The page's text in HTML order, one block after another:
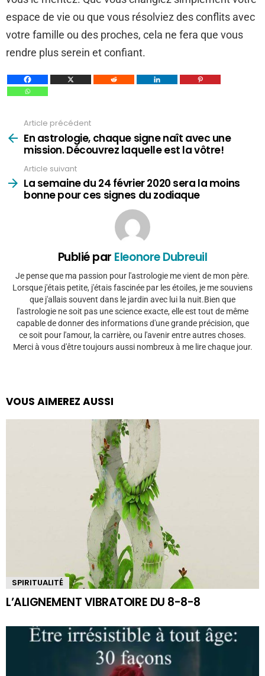
espace de vie ou que vous résolviez des conflits avec
votre famille ou des proches, cela ne fera que vous
rendre plus serein et confiant.
plus
Article précédent
En astrologie, chaque signe naît avec une
mission. Découvrez laquelle est la vôtre!
Article suivant
La semaine du 24 février 2020 sera la moins
bonne pour ces signes du zodiaque
Publié par Eleonore Dubreuil
Je pense que ma passion pour l'astrologie me vient de mon père.
Lorsque j'étais petite, j'étais fascinée par les étoiles, je me souviens
que j'allais souvent dans le jardin avec lui la nuit.Bien que
l'astrologie ne soit pas une science exacte, elle est tout de même
capable de donner des informations d'une grande précision, que
ce soit pour l'amour, la carrière, ou l'avenir entre autres choses.
Merci à vous d'être toujours aussi nombreux à me lire chaque jour.
VOUS AIMEREZ AUSSI
SPIRITUALITÉ
L’ALIGNEMENT VIBRATOIRE DU 8-8-8